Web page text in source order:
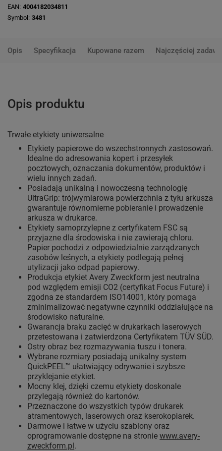
EAN 4004182034811
Symbol 3481
Opis Specyfikacja Kupowane razem Najczęściej
Opis produktu
Trwałe etykiety uniwersalne
Etykiety papierowe do wszechstronnych zastosowań.
Idealne do adresowania kopert i przesyłek
pocztowych, oznaczania dokumentów, produktów i
wielu innych zadań.
Posiadają unikalną i nowoczesną technologię
UltraGrip: trójwymiarowa powierzchnia z tyłu arkusza
gwarantuje równomierne pobieranie i prowadzenie
arkusza w drukarce.
Etykiety samoprzylepne z certyfikatem FSC są
przyjazne dla środowiska i nie zawierają chloru.
Papier pochodzi z odpowiedzialnie zarządzanych
zasobów leśnych, a etykiety podlegają pełnej
utylizacji jako odpad papierowy.
Produkcja etykiet Avery Zweckform jest neutralna
pod względem emisji CO2 (certyfikat Focus Future) i
zgodna ze standardem ISO14001, który pomaga
zminimalizować negatywne czynniki oddziałujące na
środowisko naturalne.
Gwarancja braku zacięć w drukarkach laserowych
przetestowana i zatwierdzona Certyfikatem TÜV SÜD.
Ostry obraz bez rozmazywania tuszu i tonera.
Wybrane rozmiary posiadają unikalny system
QuickPEEL™ ułatwiający odrywanie i szybsze
przyklejanie etykiet.
Mocny klej, dzięki czemu etykiety doskonale
przylegają również do kartonów.
Przeznaczone do wszystkich typów drukarek
atramentowych, laserowych oraz kserokopiarek.
Darmowe i łatwe w użyciu szablony oraz
oprogramowanie dostępne na stronie www.avery-
zweckform.pl.